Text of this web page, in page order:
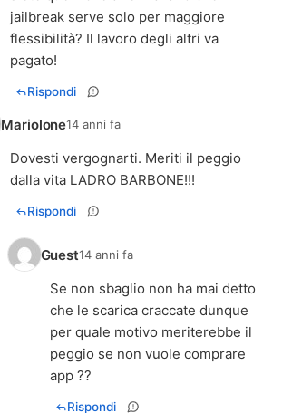
jailbreak serve solo per maggiore
flessibilità? Il lavoro degli altri va
pagato!
Rispondi
Mariolone14 anni fa
Dovesti vergognarti. Meriti il peggio
dalla vita LADRO BARBONE!!!
Rispondi
Guest14 anni fa
Se non sbaglio non ha mai detto
che le scarica craccate dunque
per quale motivo meriterebbe il
peggio se non vuole comprare
app ??
Rispondi